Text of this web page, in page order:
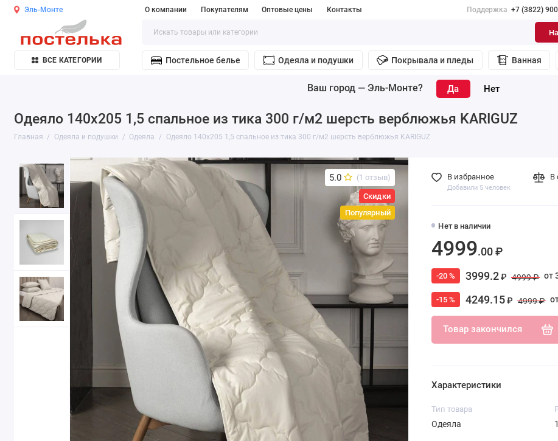
Эль-Монте О компании Покупателям Оптовые цены Контакты Поддержка +7 (3822)
ВСЕ КАТЕГОРИИ Постельное белье Одеяла и подушки Покрывала и пледы Ванная
Ваш город — Эль-Монте?
Одеяло 140х205 1,5 спальное из тика 300 г/м2 шерсть верблюжья KARIGUZ
Главная Одеяла и подушки Одеяла Одеяло 140х205 1,5 спальное из тика 300 г/м2 шерсть верблюжья KARIGUZ
5.0 (1 отзыв)
Скидки
Популярный
Нет в наличии
4999.00 ₽
-20 % 3999.2₽ 4999 ₽ от
-15 % 4249.15₽ 4999 ₽
Товар закончился
В избранное
Добавили 5 человек
В
Характеристики
Тип товара
Одеяла